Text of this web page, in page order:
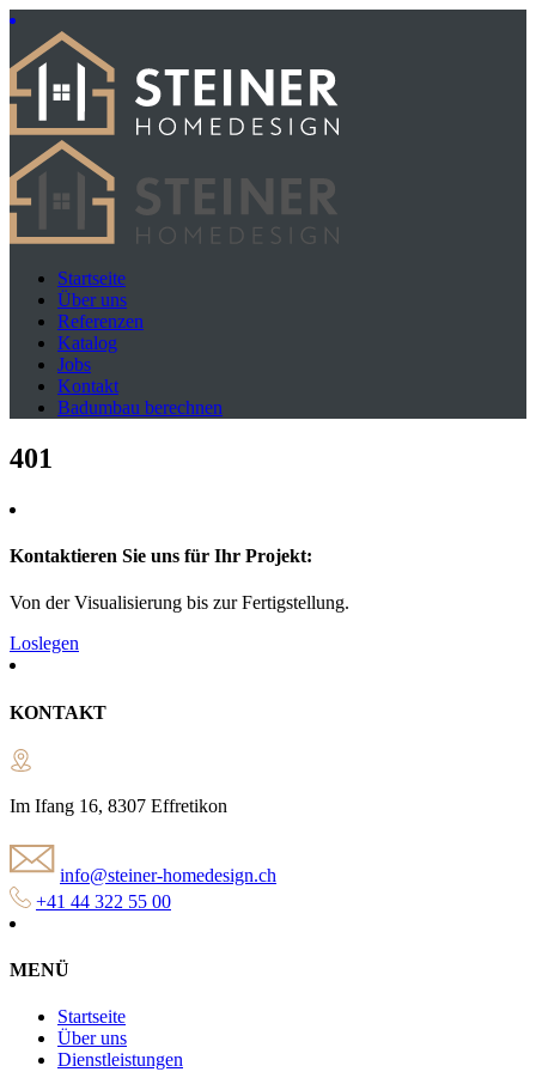
Startseite
Über uns
Referenzen
Katalog
Jobs
Kontakt
Badumbau berechnen
401
Kontaktieren Sie uns für Ihr Projekt:
Von der Visualisierung bis zur Fertigstellung.
Loslegen
KONTAKT
Im Ifang 16, 8307 Effretikon
info@steiner-homedesign.ch
+41 44 322 55 00
MENÜ
Startseite
Über uns
Dienstleistungen